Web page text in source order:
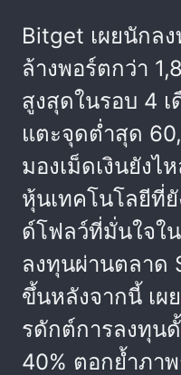
Bitget เผยนักล
ล้างพอร์ตกว่า
สูงสุดในรอบ 4
แตะจุดต่ำสุด
มองเม็ดเงินยังไ
หุ้นเทคโนโลยีที่
ด์โฟลว์ที่มั่นใจใ
ลงทุนผ่านตลาด
ขึ้นหลังจากนี้ เผ
รดักต์การลงทุน
40% ตอกย้ำภา